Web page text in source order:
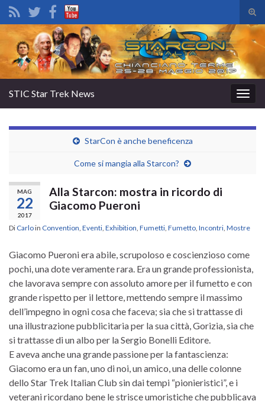
il
di
Search for:
la
STIC Star Trek News
StarCon è anche beneficenza
Come si mangia alla Starcon?
MAG
22
2017
Alla Starcon: mostra in ricordo di
Giacomo Pueroni
Di Carloin Convention, Eventi, Exhibition, Fumetti, Fumetto, Incontri, Mostre
Giacomo Pueroni era abile, scrupoloso e coscienzioso come
pochi, una dote veramente rara. Era un grande professionista,
che lavorava sempre con assoluto amore per il fumetto e con
grande rispetto per il lettore, mettendo sempre il massimo
dell’impegno in ogni cosa che faceva; sia che si trattasse di
una illustrazione pubblicitaria per la sua città, Gorizia, sia che
si trattasse di un albo per la Sergio Bonelli Editore.
E aveva anche una grande passione per la fantascienza:
Giacomo era un fan, uno di noi, un amico, una delle colonne
dello Star Trek Italian Club sin dai tempi “pionieristici”, e i
veterani ricordano bene le strisce umoristiche che pubblicava